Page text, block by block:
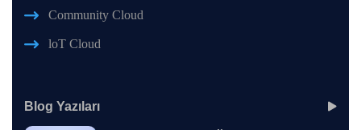
Community Cloud
loT Cloud
Blog Yazıları